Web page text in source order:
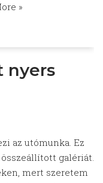
»
nyers
az utómunka. Ez
galériát.
mert szeretem